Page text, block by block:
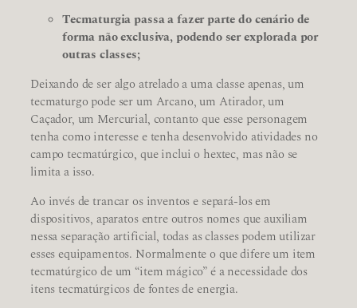
Tecmaturgia passa a fazer parte do cenário de
forma não exclusiva, podendo ser explorada por
outras classes;
Deixando de ser algo atrelado a uma classe apenas, um
tecmaturgo pode ser um Arcano, um Atirador, um
Caçador, um Mercurial, contanto que esse personagem
tenha como interesse e tenha desenvolvido atividades no
campo tecmatúrgico, que inclui o hextec, mas não se
limita a isso.
Ao invés de trancar os inventos e separá-los em
dispositivos, aparatos entre outros nomes que auxiliam
nessa separação artificial, todas as classes podem utilizar
esses equipamentos. Normalmente o que difere um item
tecmatúrgico de um “item mágico” é a necessidade dos
itens tecmatúrgicos de fontes de energia.